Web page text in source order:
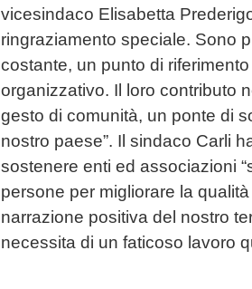
vicesindaco Elisabetta
ringraziamento speciale. Sono
costante, un punto di
organizzativo. Il loro contributo
gesto di comunità, un ponte di
nostro paese”. Il sindaco Carli
sostenere enti ed associazioni
persone per migliorare la
narrazione positiva del nostro
necessita di un faticoso lavoro